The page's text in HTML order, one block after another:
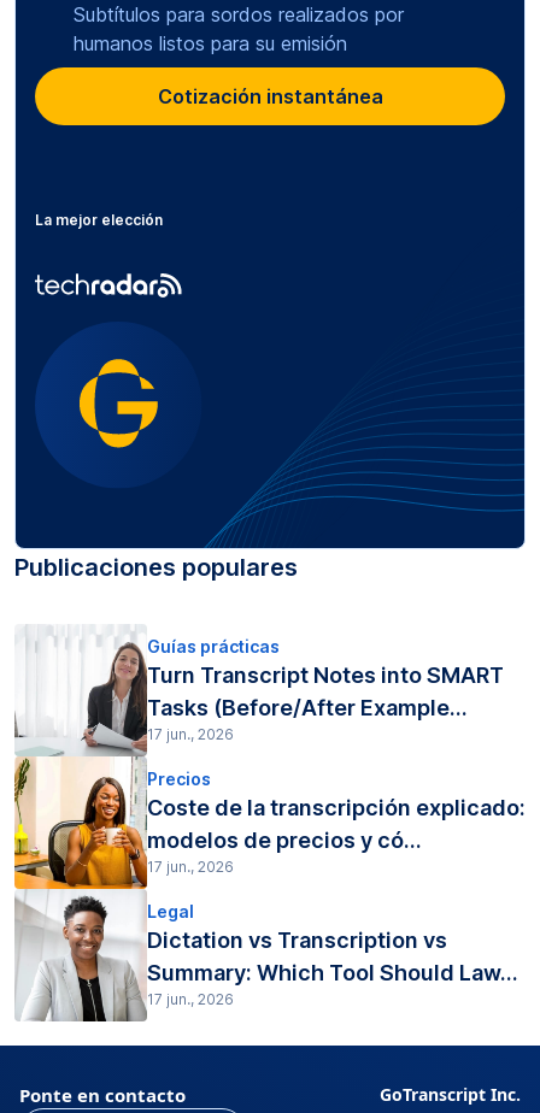
Subtítulos para sordos realizados por
humanos listos para su emisión
Cotización instantánea
La mejor elección
Publicaciones populares
Guías prácticas
Turn Transcript Notes into SMART
Tasks (Before/After Example...
17 jun., 2026
Precios
Coste de la transcripción explicado:
modelos de precios y có...
17 jun., 2026
Legal
Dictation vs Transcription vs
Summary: Which Tool Should Law...
17 jun., 2026
Ponte en contacto GoTranscript Inc.